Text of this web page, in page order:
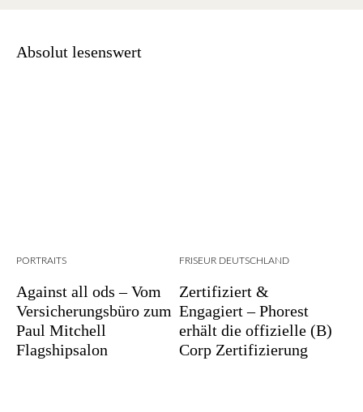
Absolut lesenswert
PORTRAITS
Against all ods – Vom
Versicherungsbüro zum
Paul Mitchell
Flagshipsalon
FRISEUR DEUTSCHLAND
Zertifiziert &
Engagiert – Phorest
erhält die offizielle (B)
Corp Zertifizierung